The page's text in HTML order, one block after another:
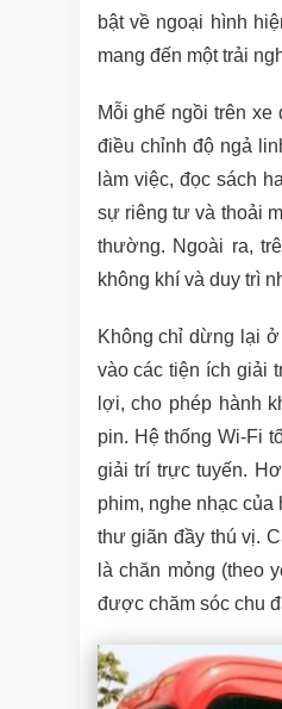
bật về ngoại hình
mang đến một trải
Mỗi ghế ngồi trên
điều chỉnh độ ngả
làm việc, đọc sách
sự riêng tư và thoải
thường. Ngoài ra,
không khí và duy trì
Không chỉ dừng lại
vào các tiện ích giải
lợi, cho phép hành
pin. Hệ thống Wi-Fi
giải trí trực tuyến.
phim, nghe nhạc
thư giãn đầy thú vị.
là chăn mỏng (theo
được chăm sóc chu